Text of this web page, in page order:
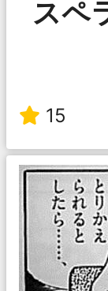
スペ
15